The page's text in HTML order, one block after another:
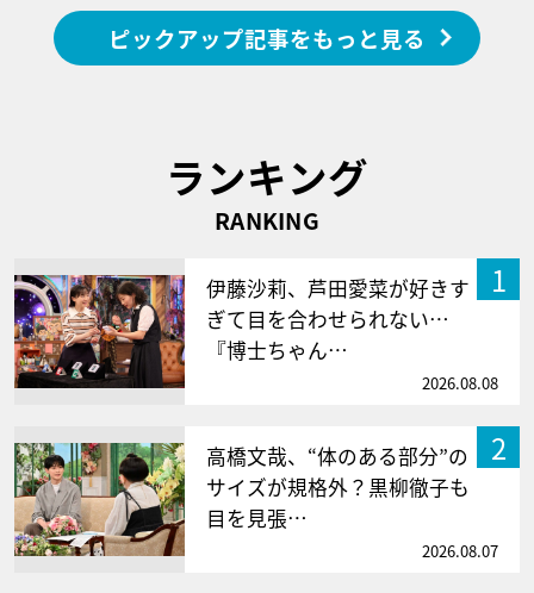
ピックアップ記事をもっと見る
ランキング
RANKING
1
伊藤沙莉、芦田愛菜が好きす
ぎて目を合わせられない…
『博士ちゃん…
2026.08.08
2
高橋文哉、“体のある部分”の
サイズが規格外？黒柳徹子も
目を見張…
2026.08.07